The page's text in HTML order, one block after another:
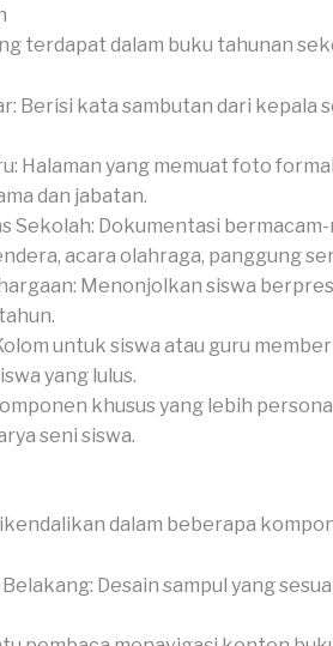
terdapat dalam buku tahunan
Berisi kata sambutan dari kepala
Halaman yang memuat foto
dan jabatan.
Sekolah: Dokumentasi
acara olahraga, panggung
Menonjolkan siswa
untuk siswa atau guru
yang lulus.
khusus yang lebih
seni siswa.
dalam beberapa
Desain sampul yang